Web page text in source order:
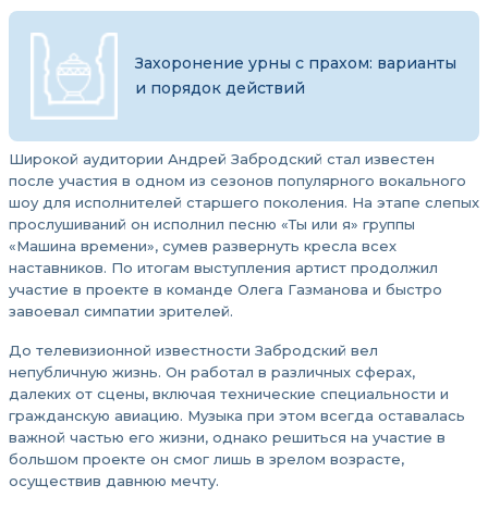
Захоронение урны с прахом: варианты
и порядок действий
Широкой аудитории Андрей Забродский стал известен
после участия в одном из сезонов популярного вокального
шоу для исполнителей старшего поколения. На этапе слепых
прослушиваний он исполнил песню «Ты или я» группы
«Машина времени», сумев развернуть кресла всех
наставников. По итогам выступления артист продолжил
участие в проекте в команде Олега Газманова и быстро
завоевал симпатии зрителей.
До телевизионной известности Забродский вел
непубличную жизнь. Он работал в различных сферах,
далеких от сцены, включая технические специальности и
гражданскую авиацию. Музыка при этом всегда оставалась
важной частью его жизни, однако решиться на участие в
большом проекте он смог лишь в зрелом возрасте,
осуществив давнюю мечту.